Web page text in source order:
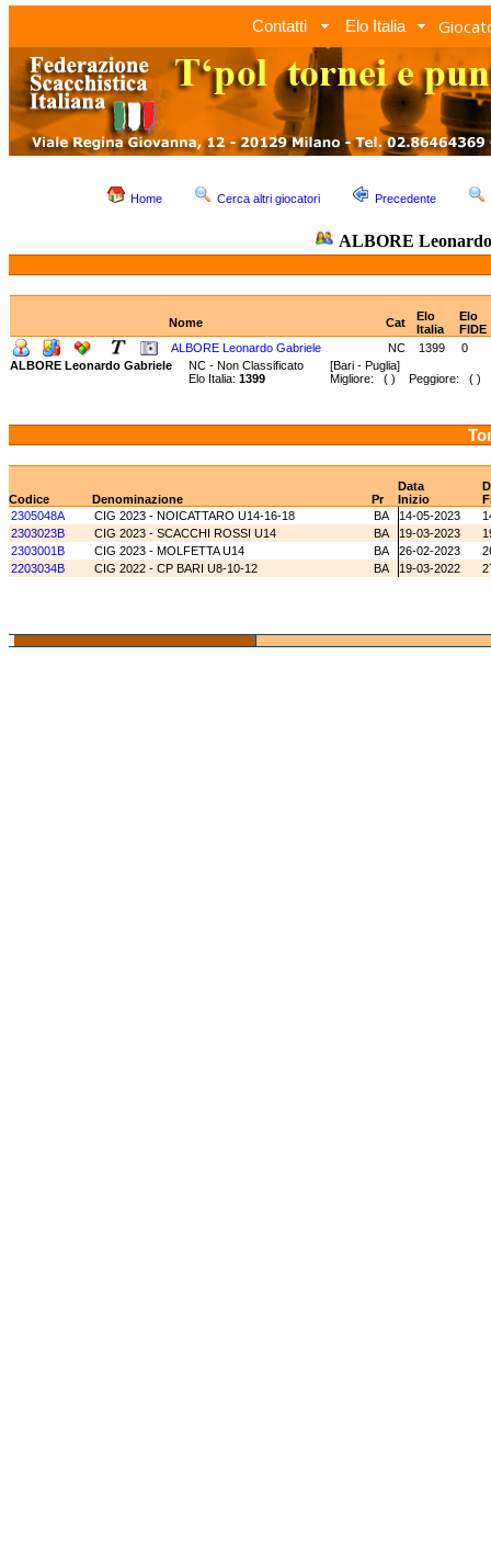
Contatti Elo Italia
Home Cerca altri giocatori Precedente
ALBORE
Nome Cat
Elo
Italia
Elo
FIDE
ALBORE Leonardo Gabriele
NC 1399
0
ALBORE Leonardo Gabriele
NC - Non Classificato [Bari - Puglia]
Elo Italia: 1399 Migliore: ( ) Peggiore: ( )
Data
Codice
Denominazione Pr Inizio
2305048A
CIG 2023 - NOICATTARO U14-16-18 BA 14-05-2023
2303023B
CIG 2023 - SCACCHI ROSSI U14 BA 19-03-2023
2303001B
CIG 2023 - MOLFETTA U14 BA 26-02-2023
2203034B
CIG 2022 - CP BARI U8-10-12 BA 19-03-2022